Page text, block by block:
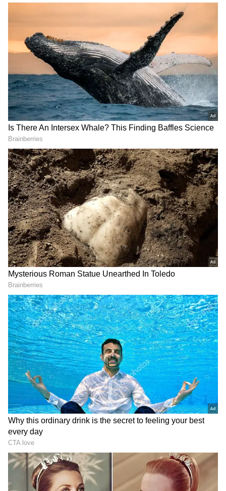
గూగుల్‌లో ఆసక్తికరమైన సమాచారం కోసం ఏసియానెట్ తెలుగు
ను మీ ఫ్రిఫర్డ్ సోర్స్ గా ఎంచుకోండి
2
5
Image Credit :Our Own
బ్లూబెర్రీలు చర్మానికి సహజ రక్షణ
బ్లూబెర్రీలను వేసవిలో చర్మానికి ఎంతో ఉపయోగకరమైన
ఫలాలుగా భావిస్తారు. వీటిలో ఉండే యాంటీఆక్సిడెంట్లు ఫ్రీ
రాడికల్స్‌తో పోరాడి చర్మాన్ని రక్షిస్తాయి. కాలుష్యం, ఎండ
కారణంగా చర్మం దెబ్బతినకుండా సహాయపడతాయి. అలాగే
వీటిలో విటమిన్-C కూడా సమృద్ధిగా ఉండటంతో చర్మం
ఆరోగ్యంగా, మెరిసేలా కనిపిస్తుంది.